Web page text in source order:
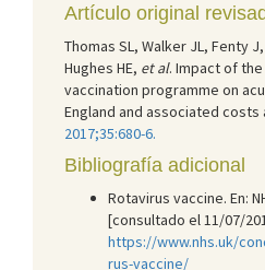
Artículo original
Thomas SL, Walker JL, Fenty
Hughes HE, et al. Impact of
vaccination programme on
England and associated costs
2017;35:680-6.
Bibliografía adicional
Rotavirus vaccine. En:
[consultado el 11/07/
https://www.nhs.uk/
rus-vaccine/